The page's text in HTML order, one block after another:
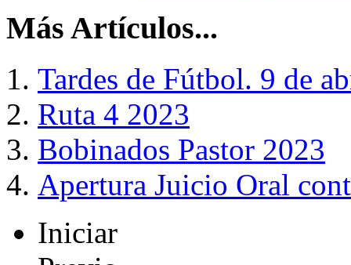
Más Artículos...
Tardes de Fútbol. 9 de
Ruta 4 2023
Bobinados Pastor 2023
Apertura Juicio Oral
Iniciar